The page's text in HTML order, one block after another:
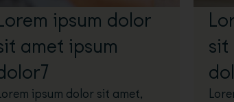
ipsum dolor
amet ipsum
ipsum dolor sit amet,
sit